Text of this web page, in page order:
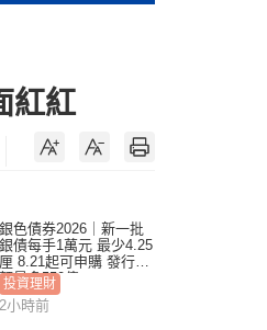
紅紅
銀色債券2026｜新一批
銀債每手1萬元 最少4.25
厘 8.21起可申購 發行金
額最多550億
投資理財
2小時前